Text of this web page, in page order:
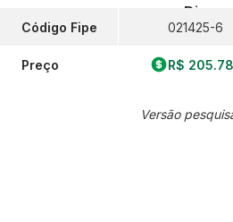
Código Fipe
Preço
Die
021425-6
R$
Versão